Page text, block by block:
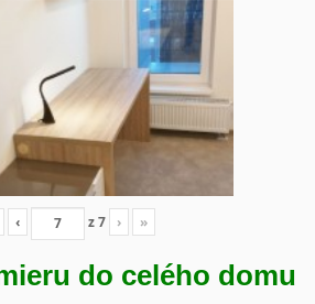
‹ z7 › »
do celého domu